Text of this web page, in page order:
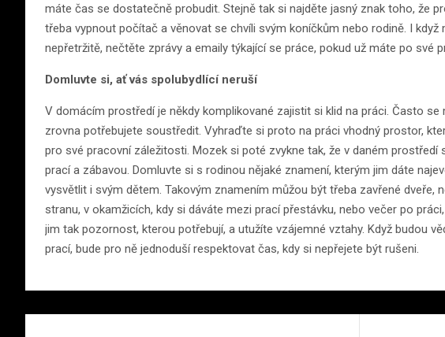
máte čas se dostatečně probudit. Stejně tak si najděte jasný znak toho, že
třeba vypnout počítač a věnovat se chvíli svým koníčkům nebo rodině. I
nepřetržitě, nečtěte zprávy a emaily týkající se práce, pokud už máte po své
Domluvte si, ať vás spolubydlící neruší
V domácím prostředí je někdy komplikované zajistit si klid na práci. Často se
zrovna potřebujete soustředit. Vyhraďte si proto na práci vhodný prostor,
pro své pracovní záležitosti. Mozek si poté zvykne tak, že v daném prostředí
prací a zábavou. Domluvte si s rodinou nějaké znamení, kterým jim dáte
vysvětlit i svým dětem. Takovým znamením můžou být třeba zavřené dveře,
stranu, v okamžicích, kdy si dáváte mezi prací přestávku, nebo večer po
jim tak pozornost, kterou potřebují, a utužíte vzájemné vztahy. Když budou
prací, bude pro ně jednoduší respektovat čas, kdy si nepřejete být rušeni.